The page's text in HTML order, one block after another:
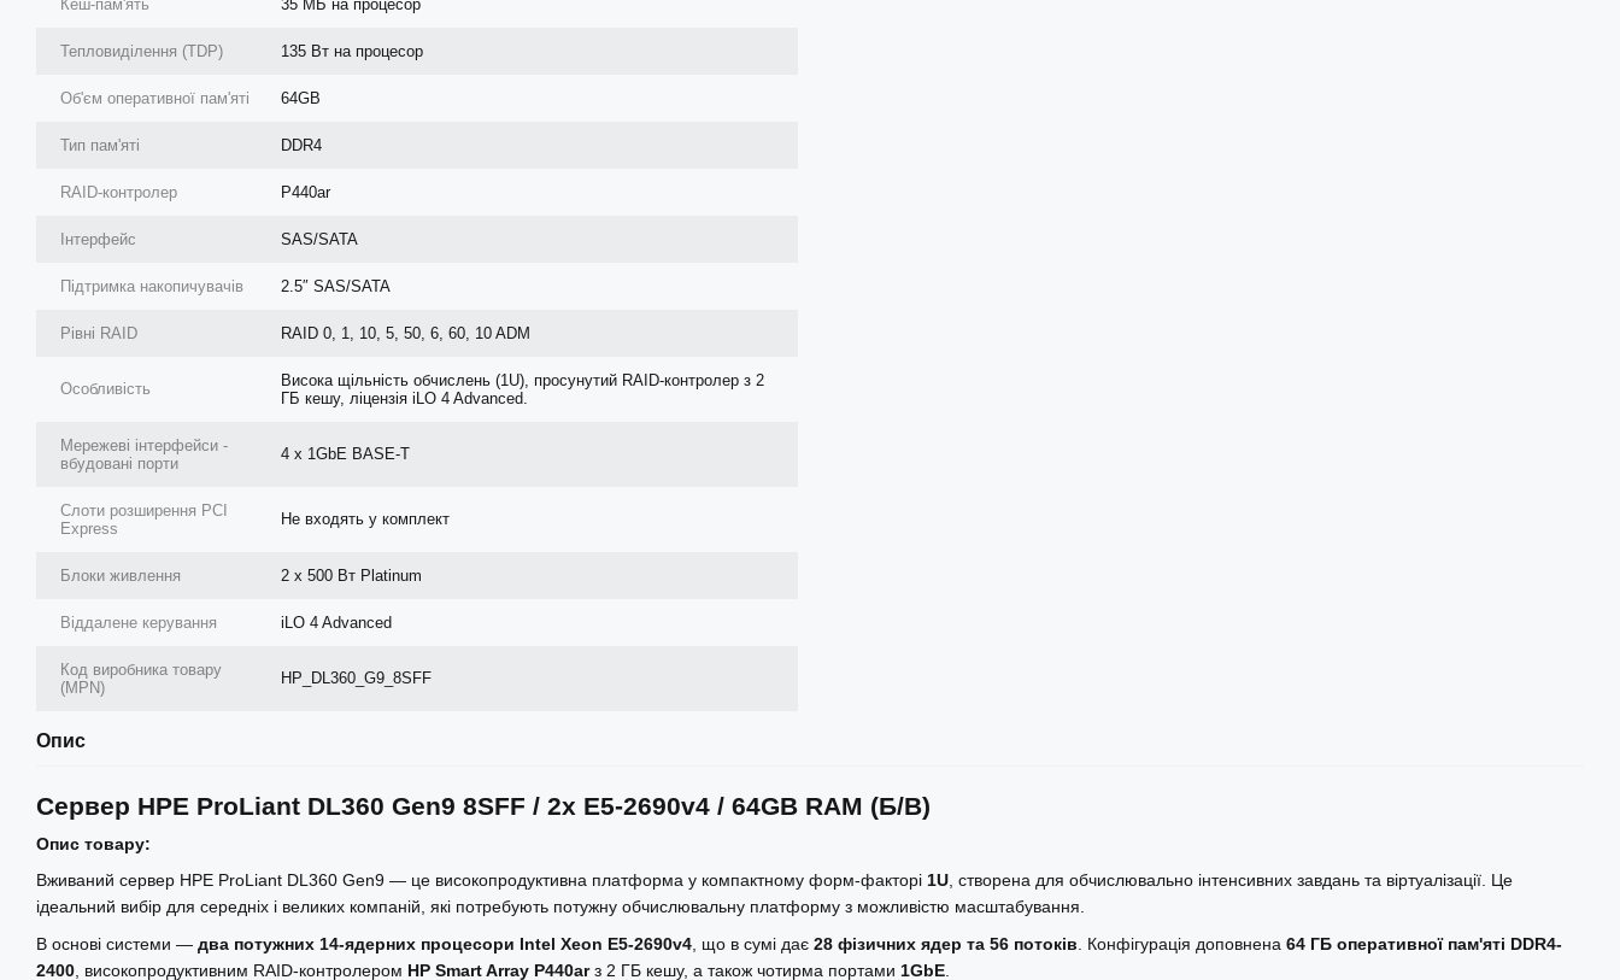
Кеш-пам'ять 35 МБ на процесор
Тепловиділення (TDP) 135 Вт на процесор
Об'єм оперативної пам'яті 64GB
Тип пам'яті DDR4
RAID-контролер P440ar
Інтерфейс SAS/SATA
Підтримка накопичувачів 2.5″ SAS/SATA
Рівні RAID RAID 0, 1, 10, 5, 50, 6, 60, 10 ADM
Особливість
Висока щільність обчислень (1U), просунутий RAID-контролер з 2
ГБ кешу, ліцензія iLO 4 Advanced.
Мережеві інтерфейси -
вбудовані порти
4 x 1GbE BASE-T
Слоти розширення PCI
Express
Не входять у комплект
Блоки живлення 2 x 500 Вт Platinum
Віддалене керування iLO 4 Advanced
Код виробника товару
(MPN)
HP_DL360_G9_8SFF
Опис
Сервер HPE ProLiant DL360 Gen9 8SFF / 2x E5-2690v4 / 64GB RAM (Б/В)
Опис товару:
Вживаний сервер HPE ProLiant DL360 Gen9 — це високопродуктивна платформа у компактному форм-факторі 1U, створена для обчислювально інтенсивних завдань та віртуалізації. Це
ідеальний вибір для середніх і великих компаній, які потребують потужну обчислювальну платформу з можливістю масштабування.
В основі системи — два потужних 14-ядерних процесори Intel Xeon E5-2690v4 , що в сумі дає 28 фізичних ядер та 56 потоків . Конфігурація доповнена 64 ГБ оперативної пам'яті DDR4-
2400 , високопродуктивним RAID-контролером HP Smart Array P440arз 2 ГБ кешу, а також чотирма портами 1GbE